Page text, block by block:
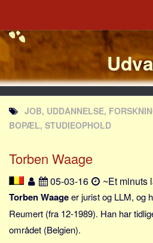
Portal
Udvandrerne.dk
Utvandrerne.no
Utvandrarna.se
Tyskland.dk
Rusland.dk
JLKM.dk
Lande
Tyrkiet
Spanien
JOB, UDDANNELSE,
BOPÆL, STUDIEOPHOLD
Torben Waage
05-03-16 ~Et minuts
Torben Waageer jurist og LLM, og
Reumert (fra 12-1989). Han har
området (Belgien).